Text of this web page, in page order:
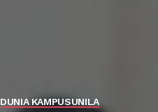
DUNIA KAMPUSUNILA